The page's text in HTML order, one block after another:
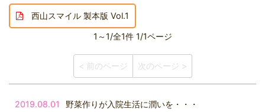
西山スマイル 製本版 Vol.1
1～1/全1件 1/1ページ
< 前のページ 次のページ >
2019.08.01 野菜作りが入院生活に潤いを・・・